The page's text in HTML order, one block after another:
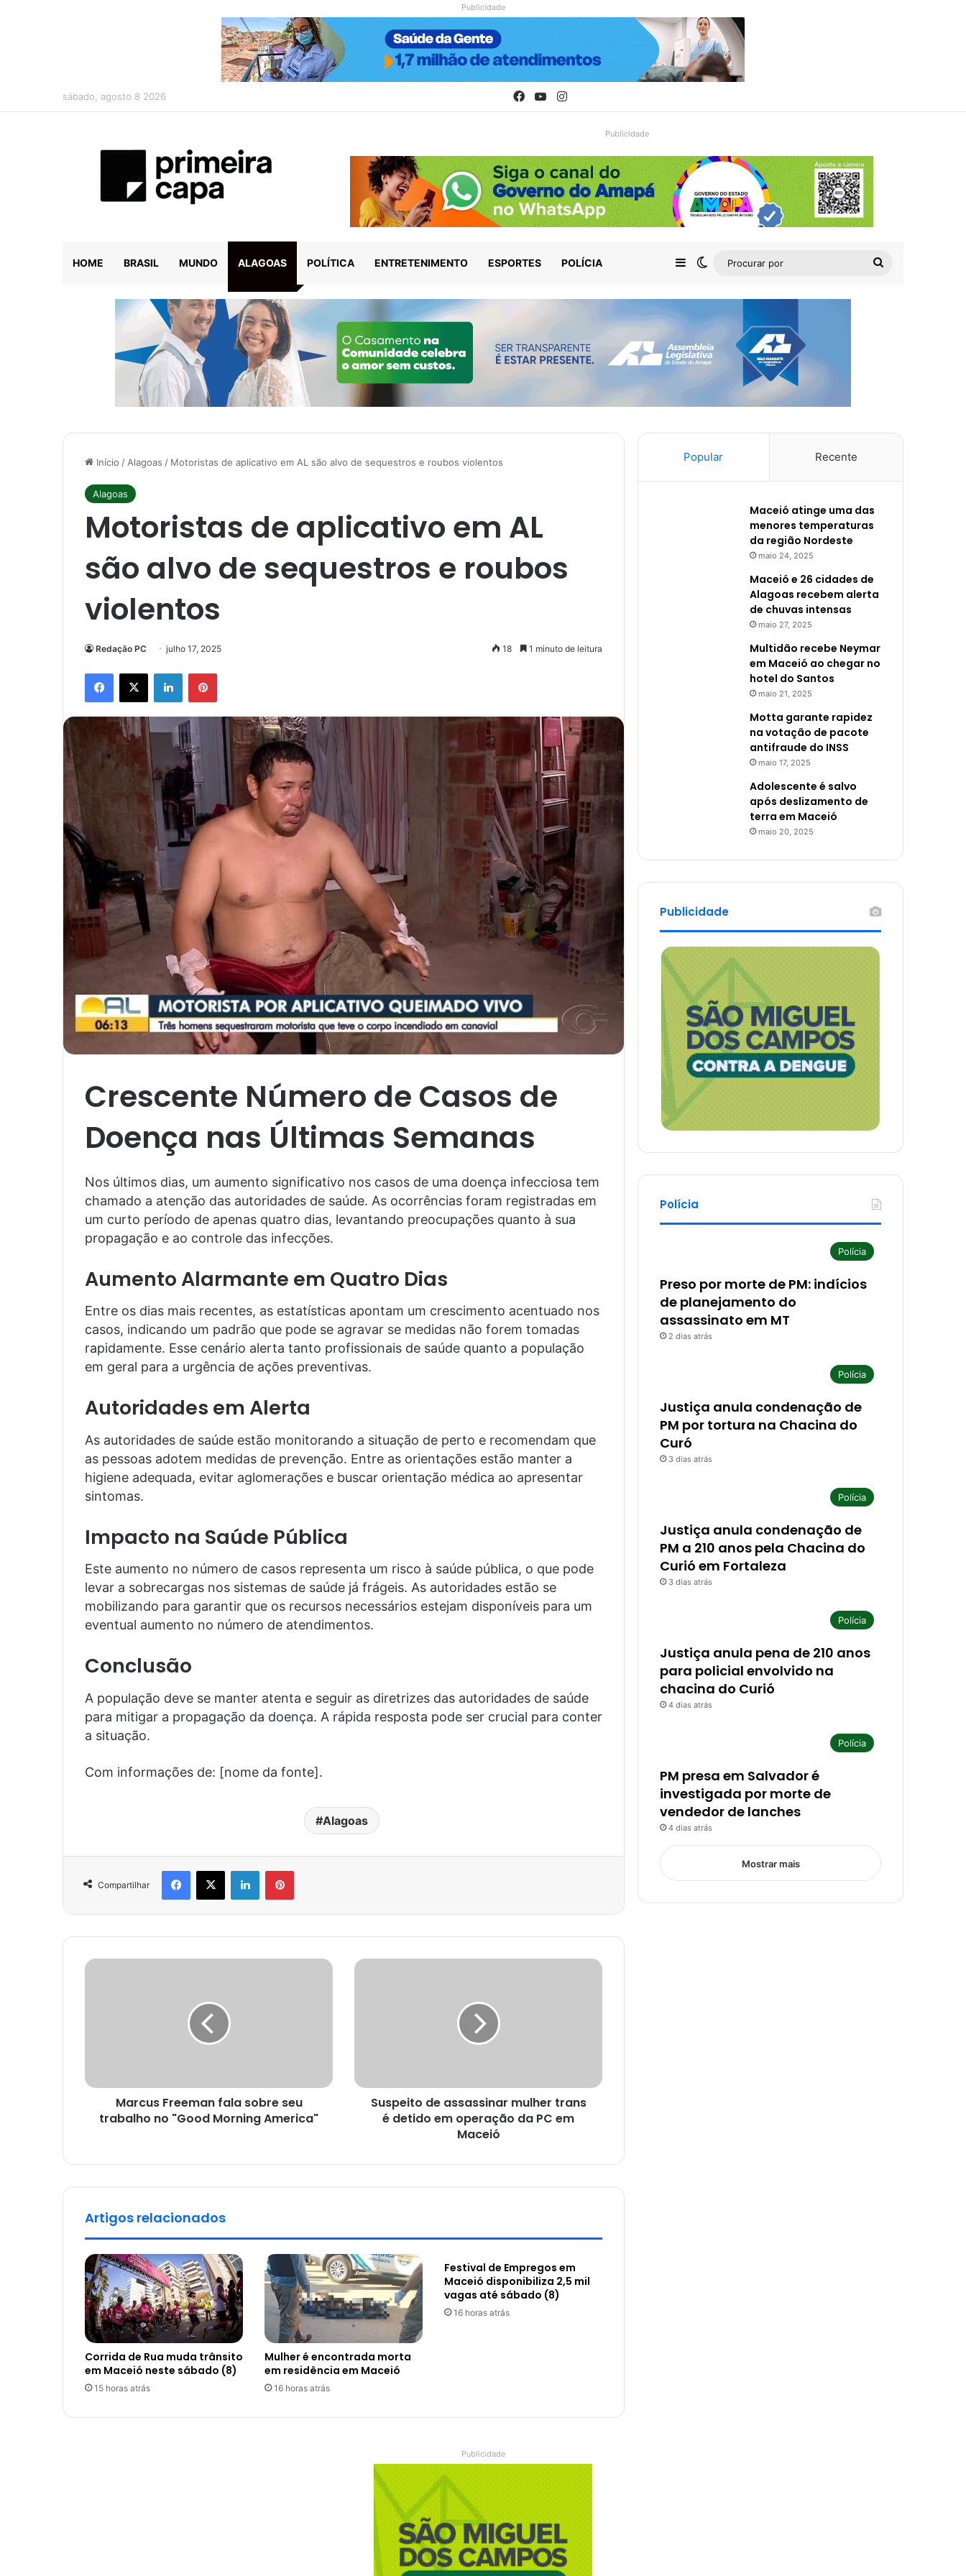
Publicidade
sábado, agosto 8 2026 Facebook
YouTubeInstagram
Publicidade
HOME BRASIL MUNDO ALAGOAS POLÍTICA ENTRETENIMENTO ESPORTES POLÍCIA Barra Lateral
Switch skin
Procurar
Início /Alagoas / Motoristas de aplicativo em AL são alvo de sequestros e roubos violentos
Alagoas
Motoristas de aplicativo em AL
são alvo de sequestros e roubos
violentos
Redação PC julho 17, 2025 18 1 minuto de leitura
Facebook
X LinkedinPinterest
Crescente Número de Casos de
Doença nas Últimas Semanas
Nos últimos dias, um aumento significativo nos casos de uma doença infecciosa tem
chamado a atenção das autoridades de saúde. As ocorrências foram registradas em
um curto período de apenas quatro dias, levantando preocupações quanto à sua
propagação e ao controle das infecções.
Aumento Alarmante em Quatro Dias
Entre os dias mais recentes, as estatísticas apontam um crescimento acentuado nos
casos, indicando um padrão que pode se agravar se medidas não forem tomadas
rapidamente. Esse cenário alerta tanto profissionais de saúde quanto a população
em geral para a urgência de ações preventivas.
Autoridades em Alerta
As autoridades de saúde estão monitorando a situação de perto e recomendam que
as pessoas adotem medidas de prevenção. Entre as orientações estão manter a
higiene adequada, evitar aglomerações e buscar orientação médica ao apresentar
sintomas.
Impacto na Saúde Pública
Este aumento no número de casos representa um risco à saúde pública, o que pode
levar a sobrecargas nos sistemas de saúde já frágeis. As autoridades estão se
mobilizando para garantir que os recursos necessários estejam disponíveis para um
eventual aumento no número de atendimentos.
Conclusão
A população deve se manter atenta e seguir as diretrizes das autoridades de saúde
para mitigar a propagação da doença. A rápida resposta pode ser crucial para conter
a situação.
Com informações de: [nome da fonte].
Alagoas
Compartilhar
Facebook
X LinkedinPinterest
Marcus Freeman fala sobre seu
trabalho no "Good Morning America"
Suspeito de assassinar mulher trans
é detido em operação da PC em
Maceió
Artigos relacionados
Corrida de Rua muda trânsito
em Maceió neste sábado (8)
15 horas atrás
Mulher é encontrada morta
em residência em Maceió
16 horas atrás
Festival de Empregos em
Maceió disponibiliza 2,5 mil
vagas até sábado (8)
16 horas atrás
Popular Recente
Maceió atinge uma das
menores temperaturas
da região Nordeste
maio 24, 2025
Maceió e 26 cidades de
Alagoas recebem alerta
de chuvas intensas
maio 27, 2025
Multidão recebe Neymar
em Maceió ao chegar no
hotel do Santos
maio 21, 2025
Motta garante rapidez
na votação de pacote
antifraude do INSS
maio 17, 2025
Adolescente é salvo
após deslizamento de
terra em Maceió
maio 20, 2025
Publicidade
Polícia
Polícia
Preso por morte de PM: indícios
de planejamento do
assassinato em MT
2 dias atrás
Polícia
Justiça anula condenação de
PM por tortura na Chacina do
Curó
3 dias atrás
Polícia
Justiça anula condenação de
PM a 210 anos pela Chacina do
Curió em Fortaleza
3 dias atrás
Polícia
Justiça anula pena de 210 anos
para policial envolvido na
chacina do Curió
4 dias atrás
Polícia
PM presa em Salvador é
investigada por morte de
vendedor de lanches
4 dias atrás
Mostrar mais
Publicidade